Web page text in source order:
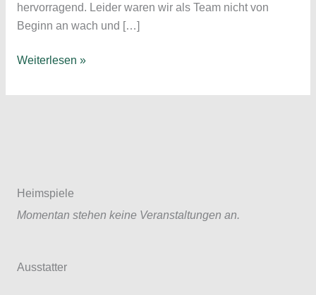
hervorragend. Leider waren wir als Team nicht von
Beginn an wach und […]
Five-
Side
unter
vorbei
Weiterlesen »
Heimspiele
Momentan stehen keine Veranstaltungen an.
Ausstatter